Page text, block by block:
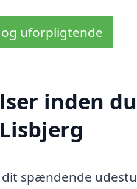
uforpligtende
inden
spændende